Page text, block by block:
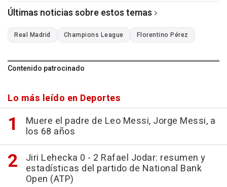
Últimas noticias sobre estos temas
Real Madrid Champions League Florentino Pérez
Contenido patrocinado
Lo más leído en Deportes
Muere el padre de Leo Messi, Jorge Messi, a
los 68 años
Jiri Lehecka 0 - 2 Rafael Jodar: resumen y
estadísticas del partido de National Bank
Open (ATP)